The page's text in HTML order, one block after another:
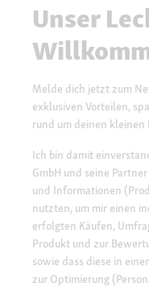
Unser
Melde dich jetzt zum
exklusiven Vorteilen,
rund um deinen kleinen
Ich bin damit
GmbH und seine
und Informationen
nutzten, um mir einen
erfolgten Käufen,
Produkt und zur
sowie dass diese in
zur Optimierung